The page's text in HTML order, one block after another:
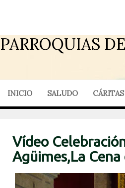
PARROQUIAS
INICIO SALUDO CÁRITAS
Vídeo
Agüimes,La Cena